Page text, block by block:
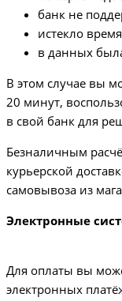
банк не
истекло
в данных
В этом случае вы
20 минут,
в свой банк для
Безналичным
курьерской
самовывоза из
Электронные
Для оплаты вы
электронных